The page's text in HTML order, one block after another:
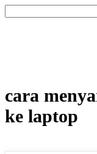
to
cara
ke laptop